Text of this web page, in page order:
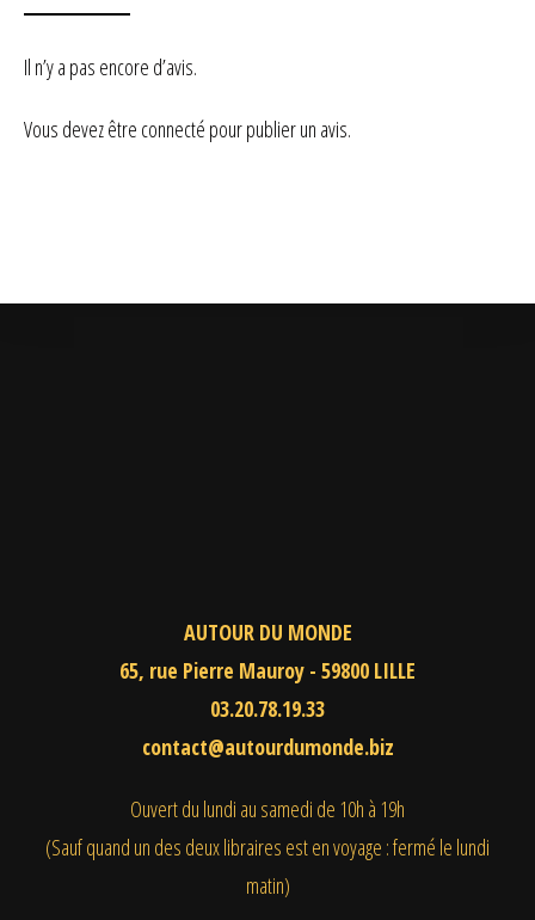
Il n’y a pas encore d’avis.
Vous devez être connecté pour publier un avis.
AUTOUR DU MONDE
65, rue Pierre Mauroy - 59800 LILLE
03.20.78.19.33
contact@autourdumonde.biz
Ouvert du lundi au samedi de 10h à 19h
(Sauf quand un des deux libraires est en voyage : fermé le lundi
matin)